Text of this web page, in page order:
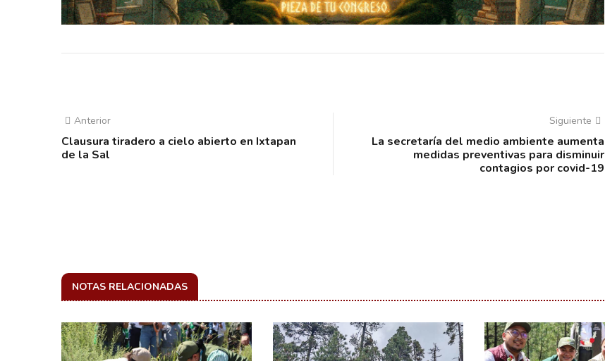
Anterior
Clausura tiradero a cielo abierto en Ixtapan
de la Sal
Siguiente
La secretaría del medio ambiente aumenta
medidas preventivas para disminuir
contagios por covid-19
NOTAS RELACIONADAS